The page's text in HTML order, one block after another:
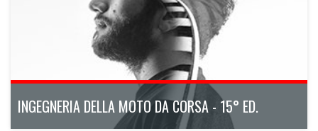
INGEGNERIA DELLA MOTO DA CORSA - 15° ED.